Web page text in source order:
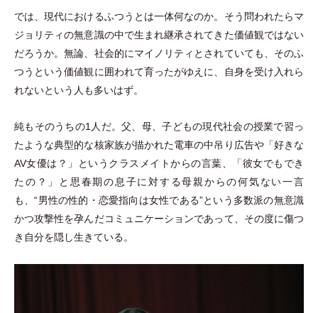
では、現代におけるふつうとは一体何なのか。そう問われたらマ
ジョリティの無意識の中で生まれ継承されてきた価値観ではない
だろうか。無論、社会的にマイノリティとされていても、そのふ
つうという価値観に囲われて育ったがゆえに、自身を受け入れら
れないという人も多いはず。
純もそのうちの1人だ。父、母、子どもの現代社会の授業で習っ
たような典型的な核家族が描かれた電車の中吊り広告や「好きな
AV女優は？ 」 というクラスメイトからの言葉、 「彼女でもでき
たの？ 」
と思春期の息子に対する母親からの何気ない一言
も、“男性の性的 ・ 恋愛指向は女性である”という多数派の無意識
かつ攻撃性を孕んだコミュニケーションであって、その度に傷つ
き自分を隠し生きている。